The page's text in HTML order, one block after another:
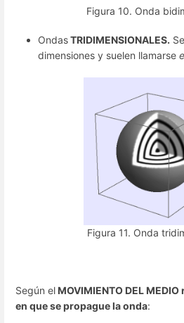
Figura 10. Onda
OndasTRIDIMENSIONALES.
dimensiones y suelen llamarse
Figura 11. Onda
Según el MOVIMIENTO DEL
en que se propague la onda: